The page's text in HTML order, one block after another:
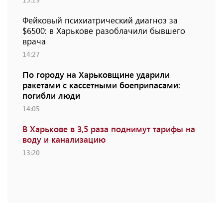
Фейковый психиатрический диагноз за
$6500: в Харькове разоблачили бывшего
врача
14:27
По городу на Харьковщине ударили
ракетами с кассетными боеприпасами:
погибли люди
14:05
В Харькове в 3,5 раза поднимут тарифы на
воду и канализацию
13:20